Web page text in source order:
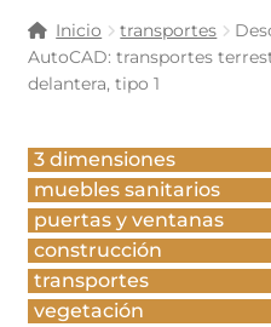
Inicio transportes
AutoCAD: transportes
delantera, tipo 1
3 dimensiones
muebles sanitarios
puertas y ventanas
construcción
transportes
vegetación